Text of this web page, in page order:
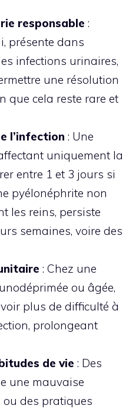
responsable :
présente dans
infections urinaires,
une résolution
que cela reste rare et
l’infection : Une
uniquement la
entre 1 et 3 jours si
pyélonéphrite non
les reins, persiste
semaines, voire des
: Chez une
ou âgée,
plus de difficulté à
prolongeant
de vie : Des
une mauvaise
des pratiques